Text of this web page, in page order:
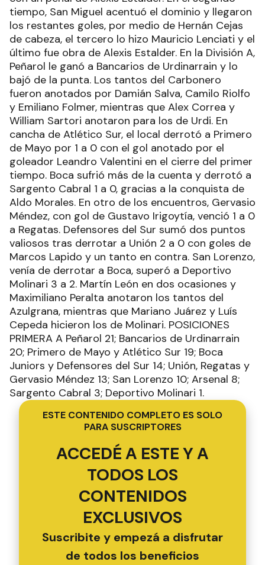
tiempo, San Miguel acentuó el dominio y llegaron
los restantes goles, por medio de Hernán Cejas
de cabeza, el tercero lo hizo Mauricio Lenciati y el
último fue obra de Alexis Estalder. En la División A,
Peñarol le ganó a Bancarios de Urdinarrain y lo
bajó de la punta. Los tantos del Carbonero
fueron anotados por Damián Salva, Camilo Riolfo
y Emiliano Folmer, mientras que Alex Correa y
William Sartori anotaron para los de Urdi. En
cancha de Atlético Sur, el local derrotó a Primero
de Mayo por 1 a 0 con el gol anotado por el
goleador Leandro Valentini en el cierre del primer
tiempo. Boca sufrió más de la cuenta y derrotó a
Sargento Cabral 1 a 0, gracias a la conquista de
Aldo Morales. En otro de los encuentros, Gervasio
Méndez, con gol de Gustavo Irigoytía, venció 1 a 0
a Regatas. Defensores del Sur sumó dos puntos
valiosos tras derrotar a Unión 2 a 0 con goles de
Marcos Lapido y un tanto en contra. San Lorenzo,
venía de derrotar a Boca, superó a Deportivo
Molinari 3 a 2. Martín León en dos ocasiones y
Maximiliano Peralta anotaron los tantos del
Azulgrana, mientras que Mariano Juárez y Luís
Cepeda hicieron los de Molinari. POSICIONES
PRIMERA A Peñarol 21; Bancarios de Urdinarrain
20; Primero de Mayo y Atlético Sur 19; Boca
Juniors y Defensores del Sur 14; Unión, Regatas y
Gervasio Méndez 13; San Lorenzo 10; Arsenal 8;
Sargento Cabral 3; Deportivo Molinari 1.
ESTE CONTENIDO COMPLETO ES SOLO
PARA SUSCRIPTORES
ACCEDÉ A ESTE Y A
TODOS LOS
CONTENIDOS
EXCLUSIVOS
Suscribite y empezá a disfrutar
de todos los beneficios